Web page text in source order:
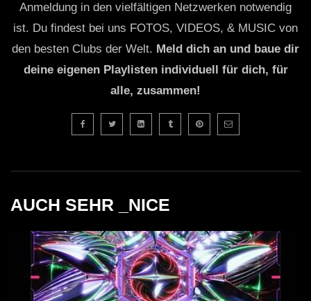
Anmeldung in den vielfältigen Netzwerken notwendig
ist. Du findest bei uns FOTOS, VIDEOS, & MUSIC von
den besten Clubs der Welt. Meld dich an und baue dir
deine eigenen Playlisten individuell für dich, für
alle, zusammen!
AUCH SEHR _NICE